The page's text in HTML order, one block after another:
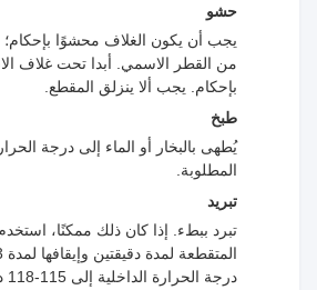
حشو
من القطر الاسمي. أبدا تحت غلاف
بإحكام. يجب ألا ينزلق المقطع.
طبخ
يُطهى بالبخار أو الماء إلى درجة
المطلوبة.
تبريد
تبرد ببطء. إذا كان ذلك ممكنًا،